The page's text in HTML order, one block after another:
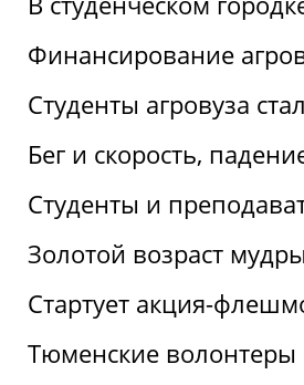
Финансирование
Студенты агровуза
Бег и скорость,
Студенты и
Золотой возраст
Стартует акция-
Тюменские